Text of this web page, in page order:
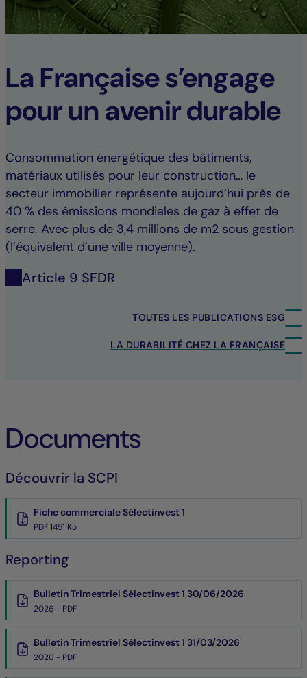
La Française s’engage
pour un avenir durable
Consommation énergétique des bâtiments,
matériaux utilisés pour leur construction… le
secteur immobilier représente aujourd’hui près de
40 % des émissions mondiales de gaz à effet de
serre. Avec plus de 3,4 millions de m2 sous gestion
(l’équivalent d’une ville moyenne).
Article 9 SFDR
TOUTES LES PUBLICATIONS ESG
LA DURABILITÉ CHEZ LA FRANÇAISE
Documents
Découvrir la SCPI
Fiche commerciale Sélectinvest 1
PDF 1451 Ko
Reporting
Bulletin Trimestriel Sélectinvest 1 30/06/2026
2026 - PDF
Bulletin Trimestriel Sélectinvest 1 31/03/2026
2026 - PDF